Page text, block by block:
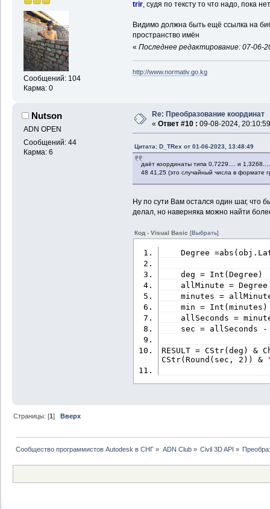
Сообщений: 104
Карма: 0
trir, судя по тексту то что надо, пока
Видимо должна быть ещё ссылка на
пространство имён
« Последнее редактирование: 07-06-
http://www.normativ.go.kg
Nutson
ADN OPEN
Сообщений: 44
Карма: 6
Re: Преобразование координат
« Ответ #10 : 09-08-2024,
Цитата: D_TRex от 01-06-2023, 13:48:49
даёт координаты типа 0,7229.... и
48 41,25 (это случайный числа в формате
Ну по сути Вам остался один шаг, что
делал, но наверняка можно найти
Код - Visual Basic [Выбрать]
Degree
deg = Int(Degree)
allMinute = Degree
minutes =
min = Int(minutes)
allSeconds =
sec = allSeconds -
RESULT = CStr(deg) &
CStr(Round(sec, 2)) &
Страницы: [1]Вверх
Сообщество программистов Autodesk в СНГ » ADN Club» Civil 3D API »